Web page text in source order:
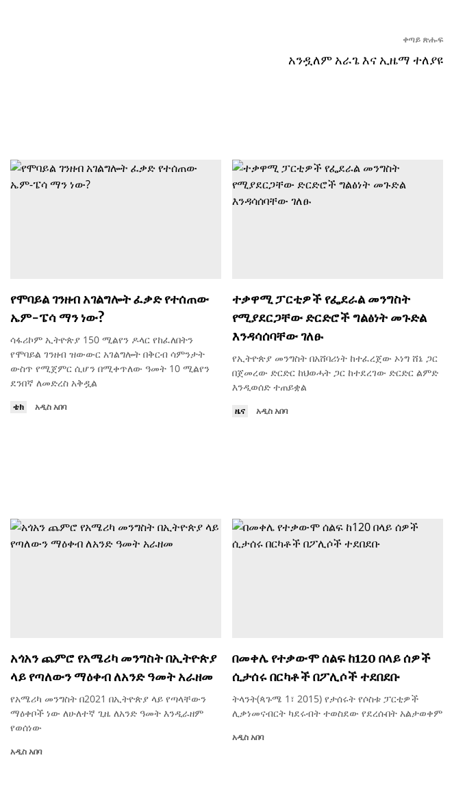
ቀጣይ ጽሑፍ
አንዷለም አራጌ እና ኢዜማ ተለያዩ
የሞባይል ገንዘብ አገልግሎት ፈቃድ የተሰጠው
ኤም-ፔሳ ማን ነው?
ሳፋሪኮም ኢትዮጵያ 150 ሚልየን ዶላር የከፈለበትን
የሞባይል ገንዘብ ዝውውር አገልግሎት በቅርብ ሳምንታት
ውስጥ የሚጀምር ሲሆን በሚቀጥለው ዓመት 10 ሚልየን
ደንበኛ ለመድረስ አቅዷል
ቴክ አዲስ አበባ
ተቃዋሚ ፓርቲዎች የፌደራል መንግስት
የሚያደርጋቸው ድርድሮች ግልፅነት መጉድል
እንዳሳሰባቸው ገለፁ
የኢትዮጵያ መንግስት በአሸባሪነት ከተፈረጀው ኦነግ ሸኔ ጋር
በጀመረው ድርድር ከህወሓት ጋር ከተደረገው ድርድር ልምድ
እንዲወሰድ ተጠይቋል
ዜና አዲስ አበባ
አጎአን ጨምሮ የአሜሪካ መንግስት በኢትዮጵያ
ላይ የጣለውን ማዕቀብ ለአንድ ዓመት አራዘመ
የአሜሪካ መንግስት በ2021 በኢትዮጵያ ላይ የጣላቸውን
ማዕቀቦች ነው ለሁለተኛ ጊዜ ለአንድ ዓመት እንዲራዘም
የወሰነው
አዲስ አበባ
በመቀሌ የተቃውሞ ሰልፍ ከ120 በላይ ሰዎች
ሲታሰሩ በርካቶች በፖሊሶች ተደበደቡ
ትላንት(ጳጉሜ 1፣ 2015) የታሰሩት የሶስቱ ፓርቲዎች
ሊቃነመናብርት ካደሩብት ተወስደው የደረሱበት አልታወቀም
አዲስ አበባ